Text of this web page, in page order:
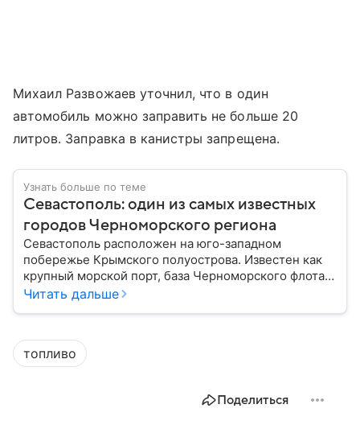
Михаил Развожаев уточнил, что в один
автомобиль можно заправить не больше 20
литров. Заправка в канистры запрещена.
Узнать больше по теме
Севастополь: один из самых известных
городов Черноморского региона
Севастополь расположен на юго-западном
побережье Крымского полуострова. Известен как
крупный морской порт, база Черноморского флота и
город с богатой военной историей, сыгравший
материале — главное об этом городе федерального
значения.
Читать дальше
топливо
Поделиться